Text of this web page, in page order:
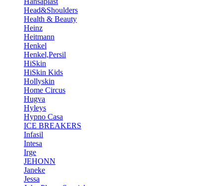
Head&Shoulders
Health & Beauty
Heinz
Heitmann
Henkel
Henkel,Persil
HiSkin
HiSkin Kids
Hollyskin
Home Circus
Hugva
Hyleys
Hypno Casa
ICE BREAKERS
Infasil
Intesa
Irge
JEHONN
Janeke
Jessa